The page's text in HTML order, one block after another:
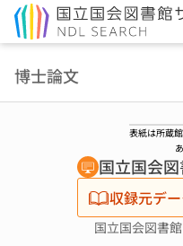
博士論文
表紙は所蔵
国立国会
収録元デ
国立国会図書